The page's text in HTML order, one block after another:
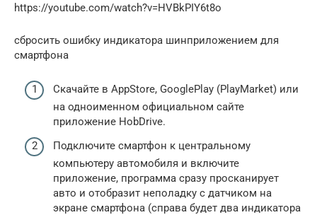
https://youtube.com/watch?v=HVBkPIY6t8o
сбросить ошибку индикатора шинприложением для
смартфона
Скачайте в AppStore, GooglePlay (PlayMarket) или
на одноименном официальном сайте
приложение HobDrive.
Подключите смартфон к центральному
компьютеру автомобиля и включите
приложение, программа сразу просканирует
авто и отобразит неполадку с датчиком на
экране смартфона (справа будет два индикатора